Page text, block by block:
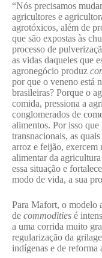
“Nós precisamos
agricultores e
agrotóxicos, além de
que são expostas às
processo de
as vidas daqueles que
agronegócio produz
por que o veneno está
brasileiras? Porque o
comida, pressiona a
conglomerados de
alimentos. Por isso que
transnacionais, as
arroz e feijão,
alimentar da
essa situação e
modo de vida, a sua
Para Mafort, o modelo
de commodities é
a uma corrida muito
regularização da
indígenas e de reforma